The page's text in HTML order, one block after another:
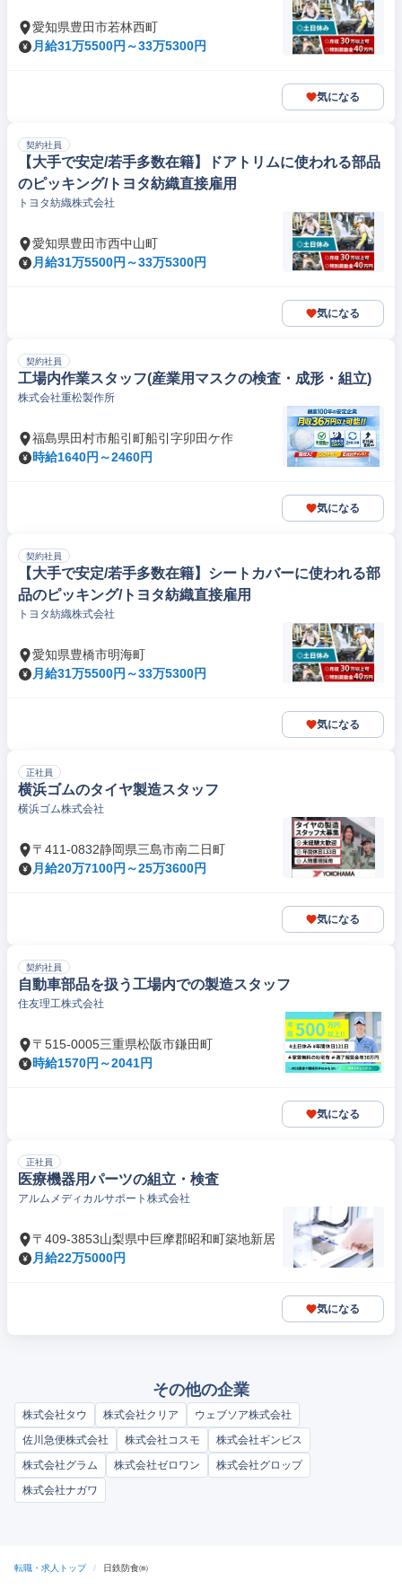
愛知県豊田市若林西町
月給31万5500円～33万5300円
気になる
契約社員
【大手で安定/若手多数在籍】ドアトリムに使われる部品
のピッキング/トヨタ紡織直接雇用
トヨタ紡織株式会社
愛知県豊田市西中山町
月給31万5500円～33万5300円
気になる
契約社員
工場内作業スタッフ(産業用マスクの検査・成形・組立)
株式会社重松製作所
福島県田村市船引町船引字卯田ケ作
時給1640円～2460円
気になる
契約社員
【大手で安定/若手多数在籍】シートカバーに使われる部
品のピッキング/トヨタ紡織直接雇用
トヨタ紡織株式会社
愛知県豊橋市明海町
月給31万5500円～33万5300円
気になる
正社員
横浜ゴムのタイヤ製造スタッフ
横浜ゴム株式会社
〒411-0832静岡県三島市南二日町
月給20万7100円～25万3600円
気になる
契約社員
自動車部品を扱う工場内での製造スタッフ
住友理工株式会社
〒515-0005三重県松阪市鎌田町
時給1570円～2041円
気になる
正社員
医療機器用パーツの組立・検査
アルムメディカルサポート株式会社
〒409-3853山梨県中巨摩郡昭和町築地新居
月給22万5000円
気になる
その他の企業
株式会社タウ 株式会社クリア
ウェブソア株式会社
佐川急便株式会社
株式会社コスモ
株式会社ギンビス
株式会社グラム
株式会社ゼロワン
株式会社グロップ
株式会社ナガワ
転職・求人トップ / 日鉄防食㈱